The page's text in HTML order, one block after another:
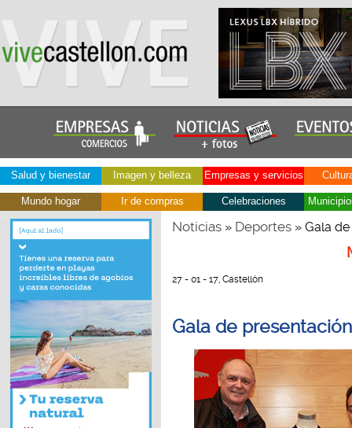
Salud y bienestar Imagen y belleza Empresas y servicios
Mundo hogar Ir de compras Celebraciones
Noticias» Deportes» Gala de
27 - 01 - 17, Castellón
Gala de